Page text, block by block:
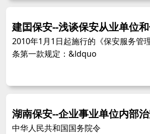
建囯保安--浅谈保安从业单位
2010年1月1日起施行的《保安服务管
条第一款规定：&ldquo
湖南保安--企业事业单位内部
中华人民共和国国务院令